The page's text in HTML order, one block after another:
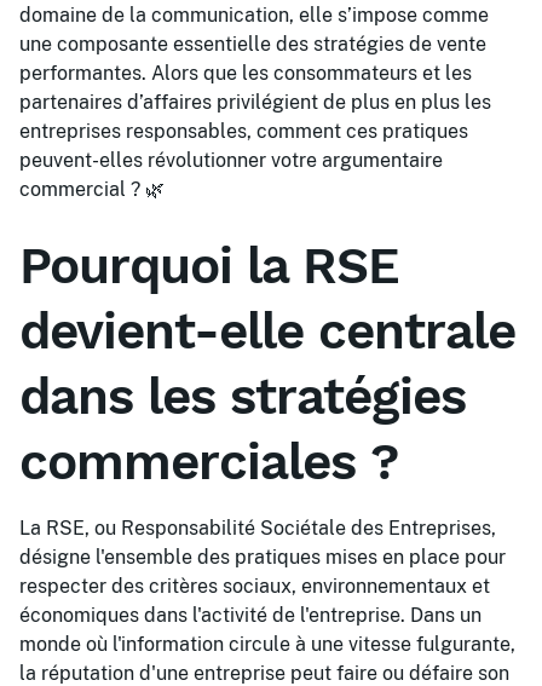
domaine de la communication, elle s’impose comme
une composante essentielle des stratégies de vente
performantes. Alors que les consommateurs et les
partenaires d’affaires privilégient de plus en plus les
entreprises responsables, comment ces pratiques
peuvent-elles révolutionner votre argumentaire
commercial ? 🌿
Pourquoi la RSE
devient-elle centrale
dans les stratégies
commerciales ?
La RSE, ou Responsabilité Sociétale des Entreprises,
désigne l'ensemble des pratiques mises en place pour
respecter des critères sociaux, environnementaux et
économiques dans l'activité de l'entreprise. Dans un
monde où l'information circule à une vitesse fulgurante,
la réputation d'une entreprise peut faire ou défaire son